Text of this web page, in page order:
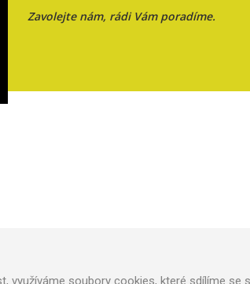
Zavolejte nám, rádi Vám poradíme.
využíváme soubory cookies, které sdílíme se